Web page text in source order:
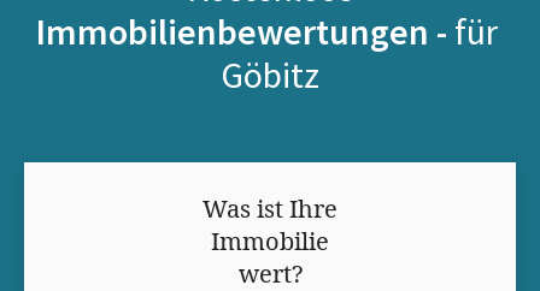
Immobilienbewertungen - für
Göbitz
Was ist Ihre
Immobilie
wert?